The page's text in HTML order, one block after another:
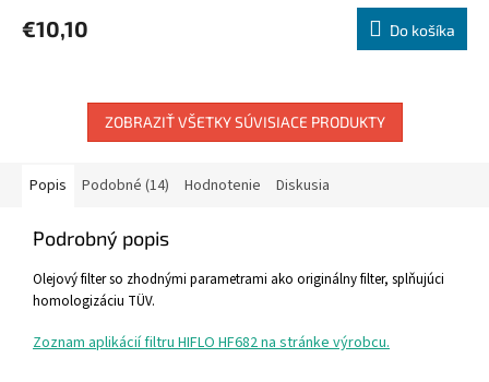
€10,10 Do košíka
ZOBRAZIŤ VŠETKY SÚVISIACE PRODUKTY
Popis Podobné (14) Hodnotenie Diskusia
Podrobný popis
Olejový filter so zhodnými parametrami ako originálny filter, splňujúci
homologizáciu TÜV.
Zoznam aplikácií filtru HIFLO HF682 na stránke výrobcu.